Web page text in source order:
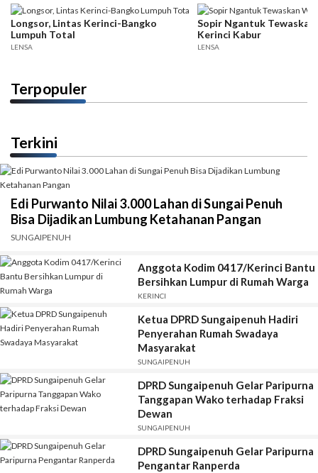
Longsor, Lintas Kerinci-Bangko
Lumpuh Total
LENSA
Sopir Ngantuk Tewaskan
Kerinci Kabur
LENSA
Terpopuler
Terkini
Edi Purwanto Nilai 3.000 Lahan di Sungai Penuh
Bisa Dijadikan Lumbung Ketahanan Pangan
SUNGAIPENUH
Anggota Kodim 0417/Kerinci Bantu
Bersihkan Lumpur di Rumah Warga
KERINCI
Ketua DPRD Sungaipenuh Hadiri
Penyerahan Rumah Swadaya
Masyarakat
SUNGAIPENUH
DPRD Sungaipenuh Gelar Paripurna
Tanggapan Wako terhadap Fraksi
Dewan
SUNGAIPENUH
DPRD Sungaipenuh Gelar Paripurna
Pengantar Ranperda